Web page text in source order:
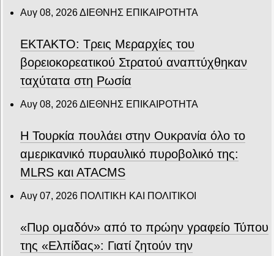
Αυγ 08, 2026ΔΙΕΘΝΗΣ ΕΠΙΚΑΙΡΟΤΗΤΑ
ΕΚΤΑΚΤΟ: Τρεις Μεραρχίες του
βορειοκορεατικού Στρατού αναπτύχθηκαν
ταχύτατα στη Ρωσία
Αυγ 08, 2026ΔΙΕΘΝΗΣ ΕΠΙΚΑΙΡΟΤΗΤΑ
Η Τουρκία πουλάει στην Ουκρανία όλο το
αμερικανικό πυραυλικό πυροβολικό της:
MLRS και ΑΤΑCMS
Αυγ 07, 2026 ΠΟΛΙΤΙΚΗ ΚΑΙ ΠΟΛΙΤΙΚΟΙ
«Πυρ ομαδόν» από το πρώην γραφείο Τύπου
της «Ελπίδας»: Γιατί ζητούν την